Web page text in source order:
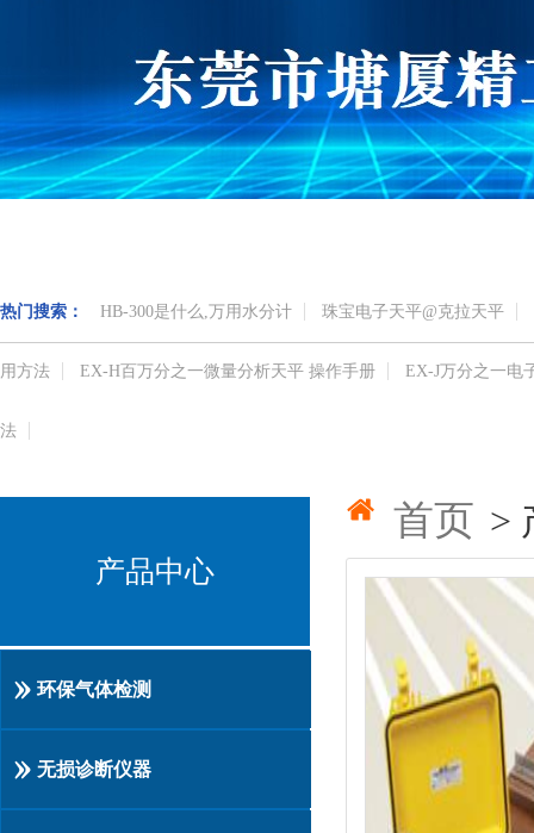
热门搜索： HB-300是什么,万用水分计 珠宝电子天平@克拉天平
用方法 EX-H百万分之一微量分析天平 操作手册 EX-J万分之一电
法
产品中心
环保气体检测
无损诊断仪器
首页 >